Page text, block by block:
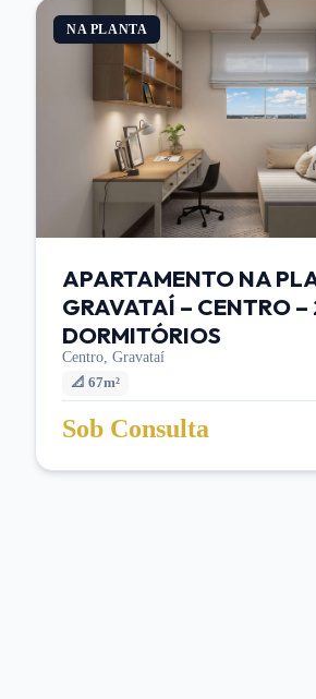
NA PLANTA
APARTAMENTO NA
GRAVATAÍ – CENTRO –
DORMITÓRIOS
Centro, Gravataí
📐 67m²
Sob Consulta